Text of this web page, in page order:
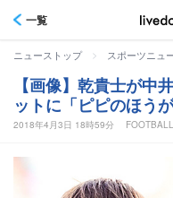
一覧
ニューストップ > スポーツニュ
【画像】乾貴士が中
ットに「ピピのほう
2018年4月3日 18時59分